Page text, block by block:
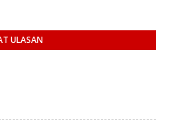
ULASAN